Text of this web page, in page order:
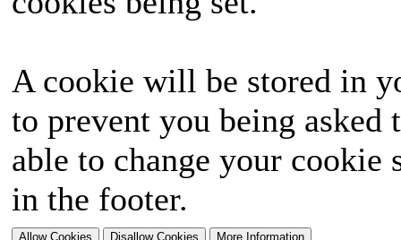
A cookie will be stored in
to prevent you being
able to change your
in the footer.